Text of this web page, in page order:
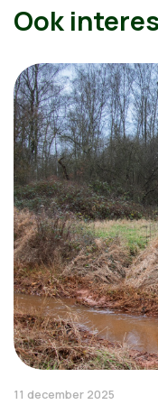
Ook
11 december 2025